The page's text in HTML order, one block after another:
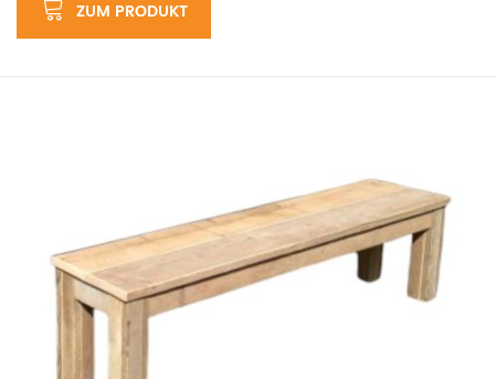
ZUM PRODUKT